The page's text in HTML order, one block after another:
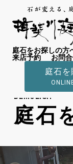
庭石をお探しの方
来店予約
お問
庭石を
DEMOLISH
庭石